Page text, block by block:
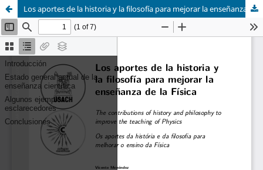
Los aportes de la historia y la filosofía para mejorar la enseñanza de la Física